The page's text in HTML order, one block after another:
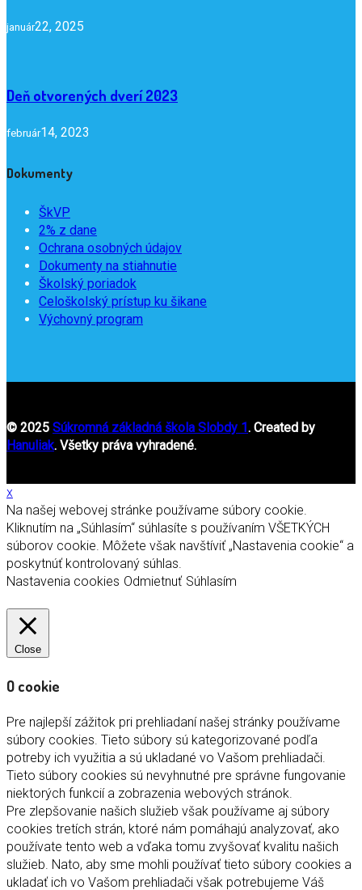
január22, 2025
Deň otvorených dverí 2023
február14, 2023
Dokumenty
ŠkVP
2% z dane
Ochrana osobných údajov
Dokumenty na stiahnutie
Školský poriadok
Celoškolský prístup ku šikane
Výchovný program
© 2025 Súkromná základná škola Slobdy 1. Created by
Hanuliak. Všetky práva vyhradené.
x
Na našej webovej stránke používame súbory cookie.
Kliknutím na „Súhlasím“ súhlasíte s používaním VŠETKÝCH
súborov cookie. Môžete však navštíviť „Nastavenia cookie“ a
poskytnúť kontrolovaný súhlas.
Nastavenia cookies Odmietnuť Súhlasím
Close
O cookie
Pre najlepší zážitok pri prehliadaní našej stránky používame
súbory cookies. Tieto súbory sú kategorizované podľa
potreby ich využitia a sú ukladané vo Vašom prehliadači.
Tieto súbory cookies sú nevyhnutné pre správne fungovanie
niektorých funkcií a zobrazenia webových stránok.
Pre zlepšovanie našich služieb však používame aj súbory
cookies tretích strán, ktoré nám pomáhajú analyzovať, ako
používate tento web a vďaka tomu zvyšovať kvalitu našich
služieb. Nato, aby sme mohli používať tieto súbory cookies a
ukladať ich vo Vašom prehliadači však potrebujeme Váš